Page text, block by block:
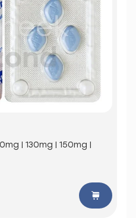
| 130mg | 150mg |